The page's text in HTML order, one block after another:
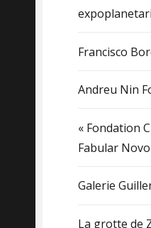
Francisco
Andreu Nin
« Fondation
Fabular
Galerie
La grotte de